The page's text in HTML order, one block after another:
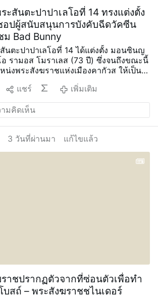
ะสันตะปาปาเลโอที่ 14 ทรงแต่งตั้ง
อปผู้สนับสนุนการบังคับฉีดวัคซีน
Bad Bunny
นตะปาปาเลโอที่ 14 ได้แต่งตั้ง มอนซินญ
อ รามอส โมราเลส (73 ปี) ซึ่งจนถึงขณะนี้
น่งพระสังฆราชแห่งเมืองคากัวส ให้เป็น
ก ท่านได้รับการบวชเป็นพระสงฆ์ในปี ค.ศ.
จากสำเร็จการศึกษาด้านปรัชญาและ
ในเปอร์โตริโก เม็กซิโก สหรัฐอเมริกา และ
านเคยรับหน้าที่เป็นพระสงฆ์ประจำวัด ผู้
รโรงเรียนพระสงฆ์ อาจารย์วิชาเทววิทยา
สอน พระสังฆราชแห่งฟาฮาร์โด-ฮูมาคา
2008 ถึง 2017 และพระสังฆราชแห่งคา
ในปี 2024 ท่านได้รับแต่งตั้งเป็น
ว่าการคัดค้านด้วยมโนธรรมตามหลักคำ
ลิกไม่ได้รับการยอมรับ …
เพิ่มเติม
แชร์ เพิ่มเติม
3 วันที่ผ่านมา แก้ไขแล้ว
าชปรากฏตัวจากที่ซ่อนตัวเพื่อทำ
สถ์ – พระสังฆราชชไนเดอร์